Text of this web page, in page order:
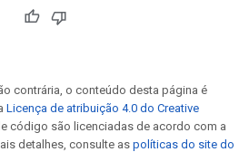
contrária, o conteúdo desta página é
Licença de atribuição 4.0 do Creative
código são licenciadas de acordo com a
detalhes, consulte as políticas do site do